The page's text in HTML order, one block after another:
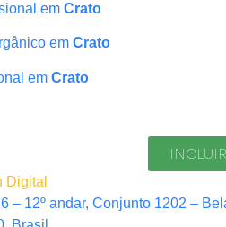
em Crato
em Crato
em Crato
Digital
– 12º andar, Conjunto 1202 –